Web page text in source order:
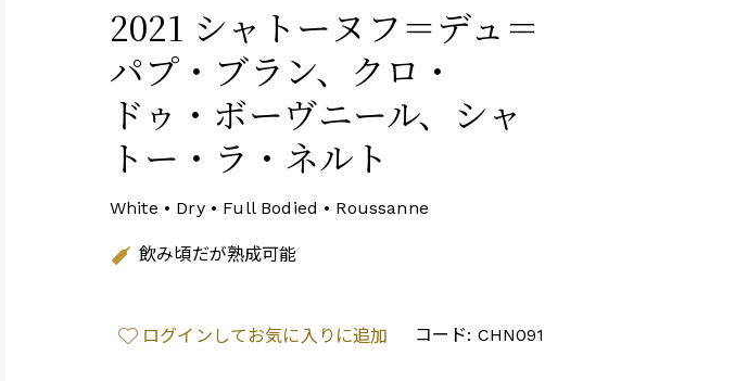
2021 シャトーヌフ＝デュ＝
パプ・ブラン、クロ・
ドゥ・ボーヴニール、シャ
トー・ラ・ネルト
White • Dry • Full Bodied • Roussanne
飲み頃だが熟成可能
ログインしてお気に入りに追加 コード: CHN091